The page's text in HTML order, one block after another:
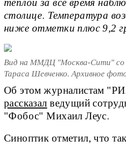
тёплой за всё время
столице. Температура
ниже отметки плюс 9,2
Вид на ММДЦ "Москва-Сити" со
Тараса Шевченко. Архивное
Об этом журналистам
рассказал ведущий
"Фобос" Михаил Леус.
Синоптик отметил, что